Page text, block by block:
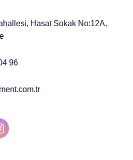
Hasat Sokak No:12A,
96